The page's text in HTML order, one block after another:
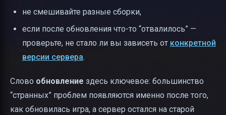
не смешивайте разные сборки,
если после обновления что-то “отвалилось” —
проверьте, не стало ли вы зависеть от конкретной
версии сервера.
Слово обновление здесь ключевое: большинство
“странных” проблем появляются именно после того,
как обновилась игра, а сервер остался на старой